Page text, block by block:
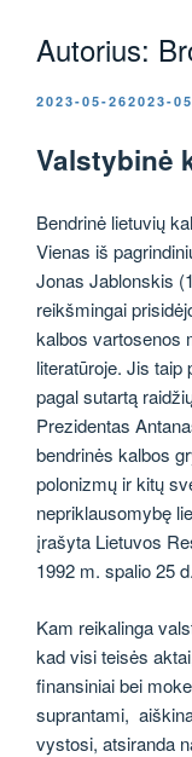
Autorius:
PASKELBTA
2023-05-262023-
Valstybinė
Bendrinė lietuvių
Vienas iš
Jonas Jablonskis
reikšmingai
kalbos vartosenos
literatūroje. Jis taip
pagal sutartą
Prezidentas
bendrinės kalbos
polonizmų ir kitų
nepriklausomybę
įrašyta Lietuvos
1992 m. spalio 25
Kam reikalinga
kad visi teisės
finansiniai bei
suprantami,
vystosi, atsiranda